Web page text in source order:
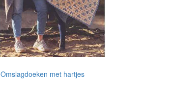
Omslagdoeken met hartjes